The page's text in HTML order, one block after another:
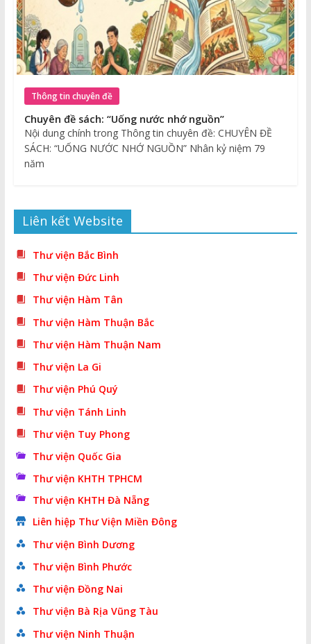
Thông tin chuyên đề
Chuyên đề sách: “Uống nước nhớ nguồn”
Nội dung chính trong Thông tin chuyên đề: CHUYÊN ĐỀ
SÁCH: “UỐNG NƯỚC NHỚ NGUỒN” Nhân kỷ niệm 79
năm
Liên kết Website
Thư viện Bắc Bình
Thư viện Đức Linh
Thư viện Hàm Tân
Thư viện Hàm Thuận Bắc
Thư viện Hàm Thuận Nam
Thư viện La Gi
Thư viện Phú Quý
Thư viện Tánh Linh
Thư viện Tuy Phong
Thư viện Quốc Gia
Thư viện KHTH TPHCM
Thư viện KHTH Đà Nẵng
Liên hiệp Thư Viện Miền Đông
Thư viện Bình Dương
Thư viện Bình Phước
Thư viện Đồng Nai
Thư viện Bà Rịa Vũng Tàu
Thư viện Ninh Thuận